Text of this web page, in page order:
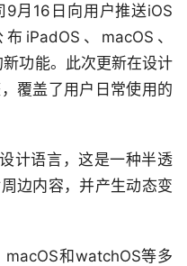
月16日向用户推送iOS
iPadOS、macOS、
功能。此次更新在设计
覆盖了用户日常使用的
计语言，这是一种半透
边内容，并产生动态变
和watchOS等多